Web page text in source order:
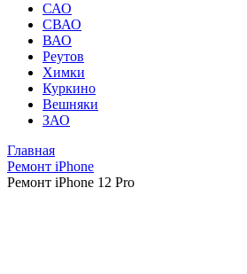
САО
СВАО
ВАО
Реутов
Химки
Куркино
Вешняки
ЗАО
Главная
Ремонт iPhone
Ремонт iPhone 12 Pro